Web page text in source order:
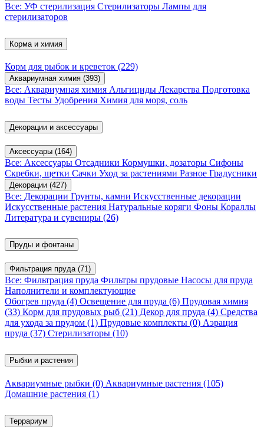
Все: УФ стерилизация Стерилизаторы Лампы для
стерилизаторов
Корма и химия
Корм для рыбок и креветок (229)
Аквариумная химия (393)
Все: Аквариумная химия Альгициды Лекарства Подготовка
воды Тесты Удобрения Химия для моря, соль
Декорации и аксессуары
Аксессуары (164)
Все: Аксессуары Отсадники Кормушки, дозаторы Сифоны
Скребки, щетки Сачки Уход за растениями Разное Градусники
Декорации (427)
Все: Декорации Грунты, камни Искусственные декорации
Искусственные растения Натуральные коряги Фоны Кораллы
Литература и сувениры (26)
Пруды и фонтаны
Фильтрация пруда (71)
Все: Фильтрация пруда Фильтры прудовые Насосы для пруда
Наполнители и комплектующие
Обогрев пруда (4) Освещение для пруда (6) Прудовая химия
(33) Корм для прудовых рыб (21) Декор для пруда (4) Средства
для ухода за прудом (1) Прудовые комплекты (0) Аэрация
пруда (37) Стерилизаторы (10)
Рыбки и растения
Аквариумные рыбки (0) Аквариумные растения (105)
Домашние растения (1)
Террариум